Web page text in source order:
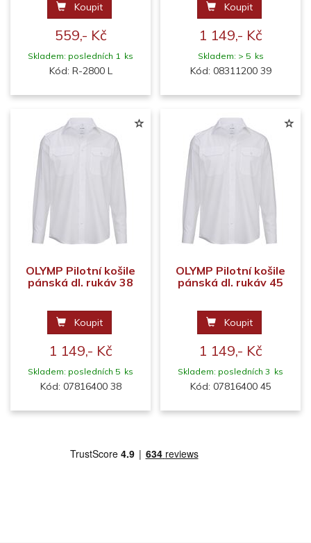
Koupit
559,- Kč
Skladem: posledních 1 ks
Kód: R-2800 L
Koupit
1 149,- Kč
Skladem: > 5 ks
Kód: 08311200 39
OLYMP Pilotní košile
pánská dl. rukáv 38
Koupit
1 149,- Kč
Skladem: posledních 5 ks
Kód: 07816400 38
OLYMP Pilotní košile
pánská dl. rukáv 45
Koupit
1 149,- Kč
Skladem: posledních 3 ks
Kód: 07816400 45